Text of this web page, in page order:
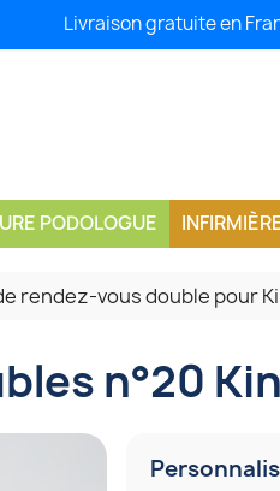
Livraison gratuite en
PODOLOGUE
rendez-vous double pour
n°20